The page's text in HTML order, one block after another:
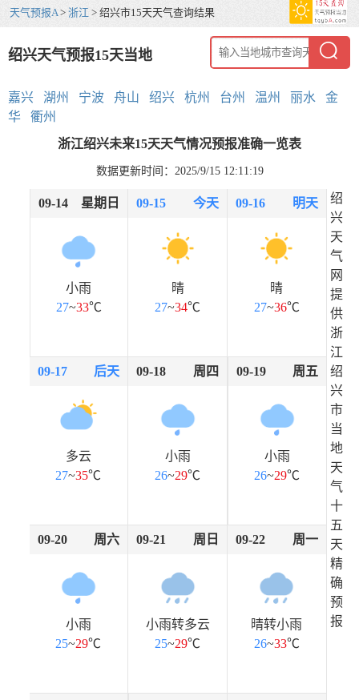
天气预报A> 浙江 > 绍兴市15天天气查询结果
绍兴天气预报15天当地
嘉兴 湖州 宁波 舟山 绍兴 杭州 台州 温州 丽水
金
华
衢州
浙江绍兴未来15天天气情况预报准确一览表
数据更新时间：2025/9/15 12:11:19
09-14 星期日
小雨
27~33℃
09-15 今天
晴
27~34℃
09-16 明天
晴
27~36℃
09-17 后天
多云
27~35℃
09-18 周四
小雨
26~29℃
09-19 周五
小雨
26~29℃
09-20 周六
小雨
25~29℃
09-21 周日
小雨转多云
25~29℃
09-22 周一
晴转小雨
26~33℃
绍
兴
天
气
网
提
供
浙
江
绍
兴
市
当
地
天
气
十
五
天
精
确
预
报